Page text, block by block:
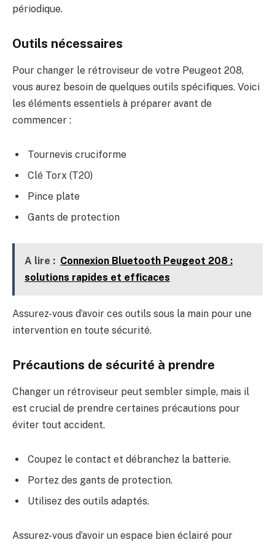
périodique.
Outils nécessaires
Pour changer le rétroviseur de votre Peugeot 208,
vous aurez besoin de quelques outils spécifiques. Voici
les éléments essentiels à préparer avant de
commencer :
Tournevis cruciforme
Clé Torx (T20)
Pince plate
Gants de protection
A lire : Connexion Bluetooth Peugeot 208 :
solutions rapides et efficaces
Assurez-vous d’avoir ces outils sous la main pour une
intervention en toute sécurité.
Précautions de sécurité à prendre
Changer un rétroviseur peut sembler simple, mais il
est crucial de prendre certaines précautions pour
éviter tout accident.
Coupez le contact et débranchez la batterie.
Portez des gants de protection.
Utilisez des outils adaptés.
Assurez-vous d’avoir un espace bien éclairé pour